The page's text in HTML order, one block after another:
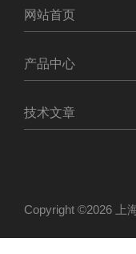
网站首页
产品中心
技术文章
Copyright ©2026 上